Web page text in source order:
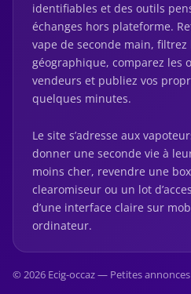
identifiables et des outils
échanges hors plateforme.
vape de seconde main,
géographique, comparez les
vendeurs et publiez vos
quelques minutes.
Le site s’adresse aux
donner une seconde vie à
moins cher, revendre une
clearomiseur ou un lot
d’une interface claire sur
ordinateur.
© 2026 Ecig-occaz — Petites annonces